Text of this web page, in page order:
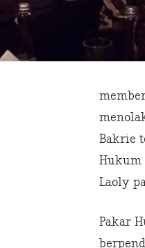
Bakrie
Hukum
Laoly
Pakar